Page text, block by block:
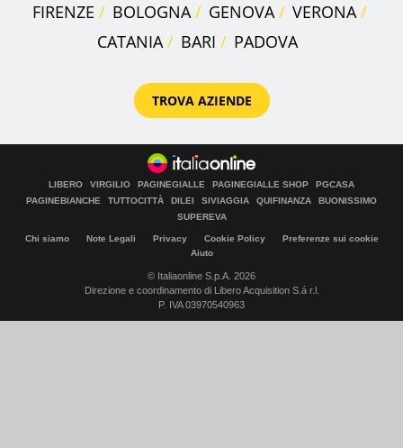
FIRENZE
BOLOGNA GENOVA
VERONA
CATANIA
BARI PADOVA
TROVA AZIENDE
LIBERO VIRGILIO PAGINEGIALLE PAGINEGIALLE SHOP
PGCASA
PAGINEBIANCHE
TUTTOCITTÀ DILEI SIVIAGGIA QUIFINANZA
BUONISSIMO
SUPEREVA
Chi siamo Note Legali Privacy Cookie Policy
Preferenze sui cookie
Aiuto
© Italiaonline S.p.A. 2026
Direzione e coordinamento di Libero Acquisition S.á r.l.
P. IVA 03970540963